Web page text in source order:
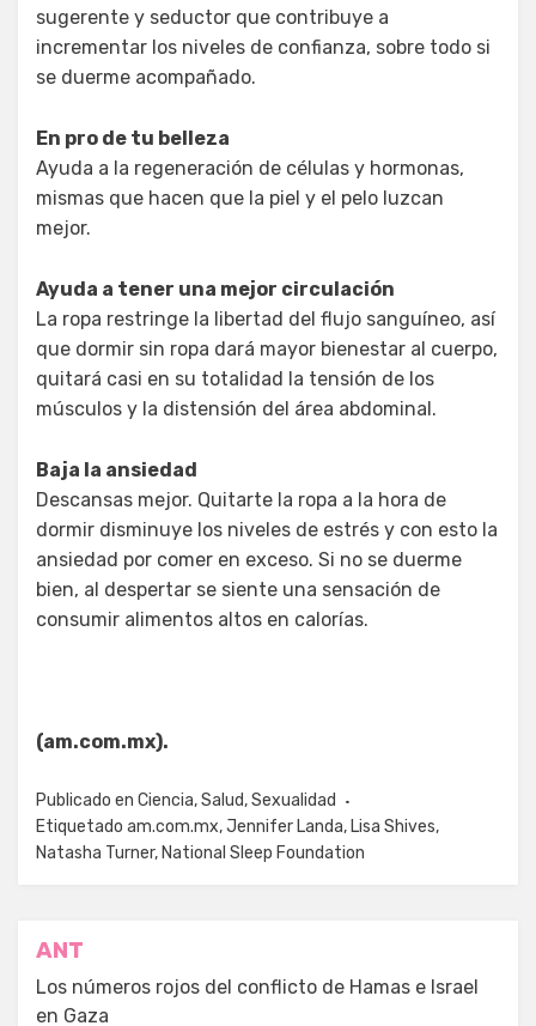
sugerente y seductor que contribuye a
incrementar los niveles de confianza, sobre todo si
se duerme acompañado.
En pro de tu belleza
Ayuda a la regeneración de células y hormonas,
mismas que hacen que la piel y el pelo luzcan
mejor.
Ayuda a tener una mejor circulación
La ropa restringe la libertad del flujo sanguíneo, así
que dormir sin ropa dará mayor bienestar al cuerpo,
quitará casi en su totalidad la tensión de los
músculos y la distensión del área abdominal.
Baja la ansiedad
Descansas mejor. Quitarte la ropa a la hora de
dormir disminuye los niveles de estrés y con esto la
ansiedad por comer en exceso. Si no se duerme
bien, al despertar se siente una sensación de
consumir alimentos altos en calorías.
(am.com.mx).
Publicado en Ciencia,Salud,Sexualidad
Etiquetado am.com.mx,Jennifer Landa, Lisa Shives,
Natasha Turner, National Sleep Foundation
Navegación
de
ANT
Los números rojos del conflicto de Hamas e Israel
en Gaza